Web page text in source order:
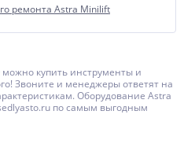
ремонта Astra Minilift
купить инструменты и
Звоните и менеджеры ответят на
Оборудование Astra
по самым выгодным